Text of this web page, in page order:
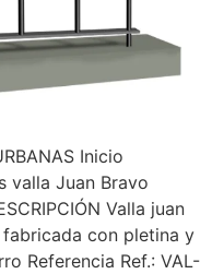
Inicio
valla Juan Bravo
Valla juan
con pletina y
Referencia Ref.: VAL-